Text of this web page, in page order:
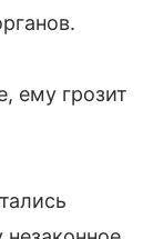
ему грозит